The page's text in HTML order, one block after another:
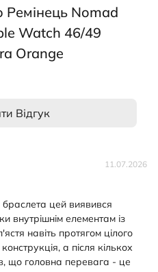
Ремінець Nomad
Watch 46/49
Orange
Відгук
11.07.2026
браслета цей виявився
внутрішнім елементам із
навіть протягом цілого
а після кількох
що головна перевага - це